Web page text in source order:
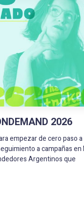
2026
empezar de cero paso a
a campañas en
Argentinos que